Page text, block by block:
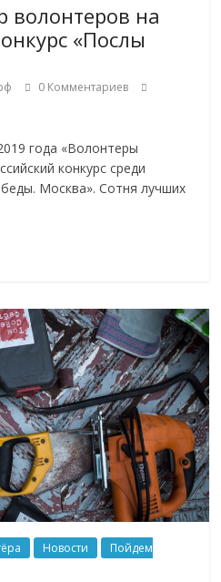
волонтеров на
«Послы
0 Комментариев
года «Волонтеры
конкурс среди
Москва». Сотня лучших
Новости
Пойдем